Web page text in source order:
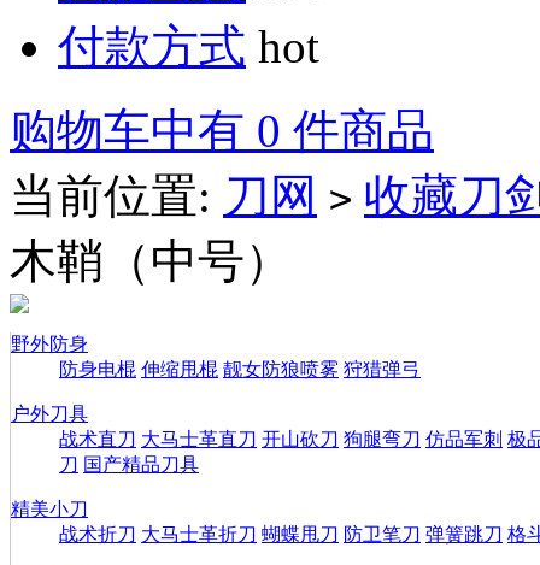
付款方式 hot
购物车中有 0 件商品
当前位置: 刀网 > 收藏刀
木鞘（中号）
野外防身
防身电棍 伸缩甩棍 靓女防狼喷雾 狩猎弹弓
户外刀具
战术直刀 大马士革直刀 开山砍刀 狗腿弯刀 仿品军刺 极
刀 国产精品刀具
精美小刀
战术折刀 大马士革折刀 蝴蝶甩刀 防卫笔刀 弹簧跳刀 格